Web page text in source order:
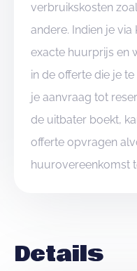
verbruikskosten
andere. Indien je
exacte huurprijs en
in de offerte die je
je aanvraag tot
de uitbater boekt,
offerte opvragen
huurovereenkomst
Details